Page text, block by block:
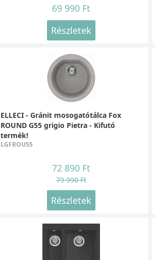
69 990 Ft
Részletek
ELLECI - Gránit mosogatótálca Fox
ROUND G55 grigio Pietra - Kifutó
termék!
LGFROU55
72 890 Ft
79 990 Ft
Részletek